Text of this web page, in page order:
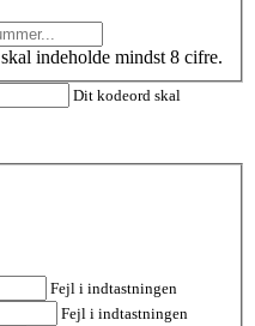
indeholde mindst 8 cifre.
Dit kodeord skal
Fejl i indtastningen
Fejl i indtastningen